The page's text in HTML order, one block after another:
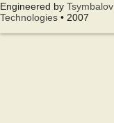
Engineered by Tsymbalov
Technologies • 2007